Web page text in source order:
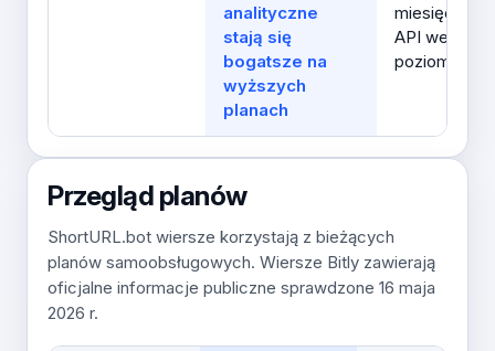
analityczne
stają się
bogatsze na
wyższych
planach
miesięczne
API według
poziomu
Przegląd planów
ShortURL.bot wiersze korzystają z bieżących
planów samoobsługowych. Wiersze Bitly zawierają
oficjalne informacje publiczne sprawdzone 16 maja
2026 r.